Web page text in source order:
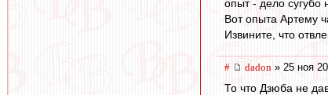
опыт - дело сугубо
Вот опыта Артему
Извините, что
# dadon » 25 ноя
То что Дзюба не